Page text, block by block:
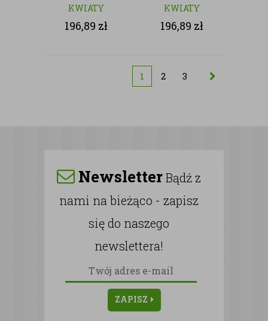
KWIATY
SZTUCZNE
196,89 zł
KWIATY
SZTUCZNE
196,89 zł
1 2 3
NewsletterBądź z
nami na bieżąco - zapisz
się do naszego
newslettera!
ZAPISZ